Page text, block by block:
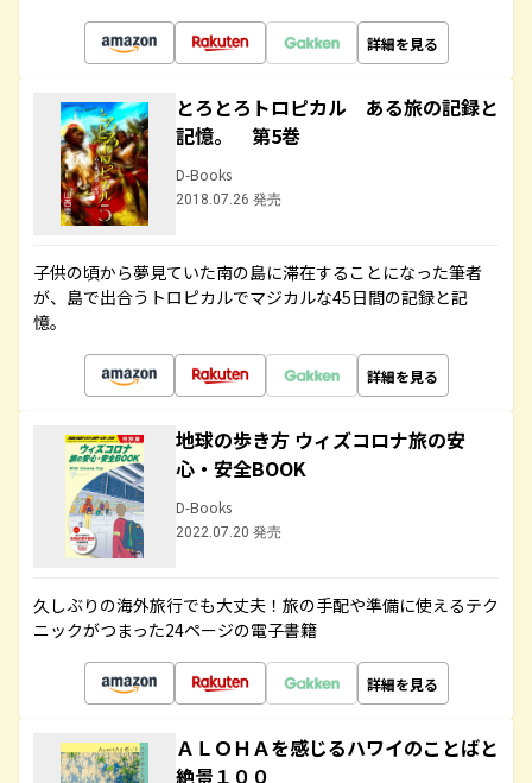
詳細を見る
とろとろトロピカル ある旅の記録と
記憶。 第5巻
D-Books
2018.07.26 発売
子供の頃から夢見ていた南の島に滞在することになった筆者
が、島で出合うトロピカルでマジカルな45日間の記録と記
憶。
詳細を見る
地球の歩き方 ウィズコロナ旅の安
心・安全BOOK
D-Books
2022.07.20 発売
久しぶりの海外旅行でも大丈夫！旅の手配や準備に使えるテク
ニックがつまった24ページの電子書籍
詳細を見る
ＡＬＯＨＡを感じるハワイのことばと
絶景１００